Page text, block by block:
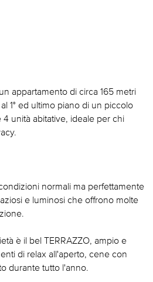
appartamento di circa 165 metri
1° ed ultimo piano di un piccolo
unità abitative, ideale per chi
normali ma perfettamente
e luminosi che offrono molte
è il bel TERRAZZO, ampio e
di relax all'aperto, cene con
durante tutto l'anno.